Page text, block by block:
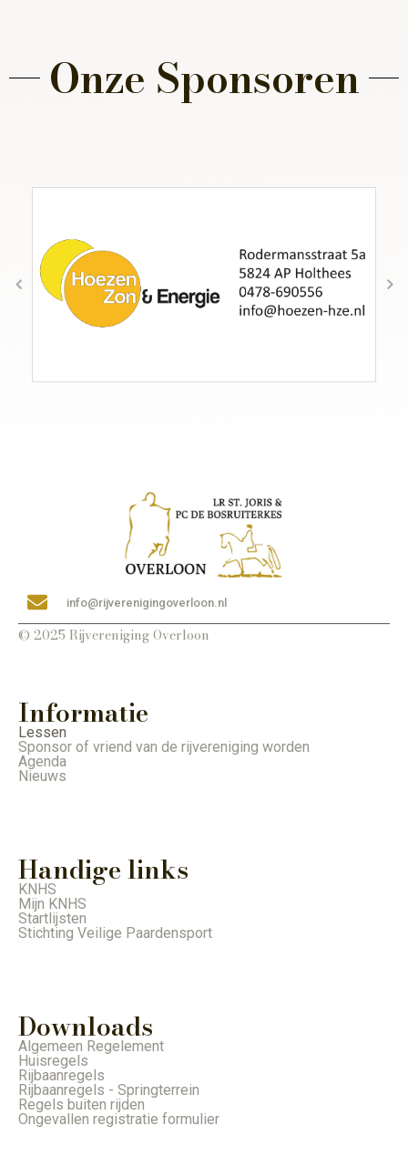
Onze Sponsoren
info@rijverenigingoverloon.nl
© 2025 Rijvereniging Overloon
Informatie
Lessen
Sponsor of vriend van de rijvereniging worden
Agenda
Nieuws
Handige links
KNHS
Mijn KNHS
Startlijsten
Stichting Veilige Paardensport
Downloads
Algemeen Regelement
Huisregels
Rijbaanregels
Rijbaanregels - Springterrein
Regels buiten rijden
Ongevallen registratie formulier